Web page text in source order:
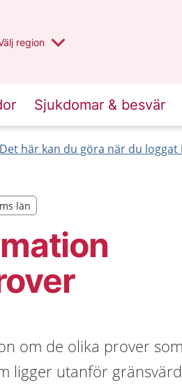
har valt region
en annan
region
Sjukdomar & besvär
Det här kan du göra när du loggat
län
län
om de olika prover
ligger utanför